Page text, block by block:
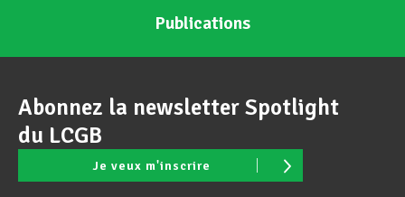
Publications
Abonnez la newsletter Spotlight
du LCGB
Je veux m'inscrire